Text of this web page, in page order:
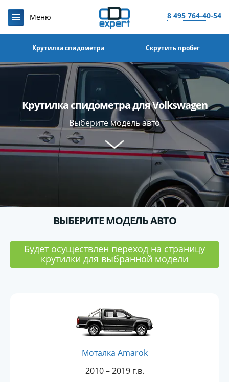
8 495 764-40-54
Крутилка спидометра Скрутить пробег
Крутилка спидометра для Volkswagen
Выберите модель авто
ВЫБЕРИТЕ МОДЕЛЬ АВТО
Будет осуществлен переход на страницу
крутилки для выбранной модели
Моталка Amarok
2010 – 2019 г.в.